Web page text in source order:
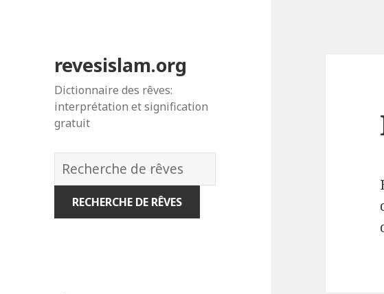
revesislam.org
Dictionnaire des rêves:
interprétation et signification
gratuit
Dictionnaire
des
rêves: